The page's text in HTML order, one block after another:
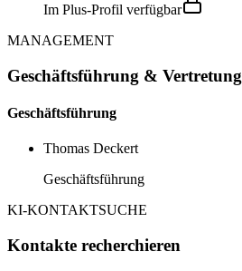
Im Plus-Profil verfügbar
MANAGEMENT
Geschäftsführung & Vertretung
Geschäftsführung
Thomas Deckert
Geschäftsführung
KI-KONTAKTSUCHE
Kontakte recherchieren